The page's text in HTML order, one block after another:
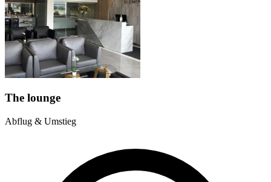
The lounge
Abflug & Umstieg